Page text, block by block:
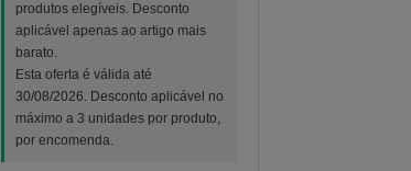
produtos elegíveis. Desconto
aplicável apenas ao artigo mais
barato.
Esta oferta é válida até
30/08/2026. Desconto aplicável no
máximo a 3 unidades por produto,
por encomenda.